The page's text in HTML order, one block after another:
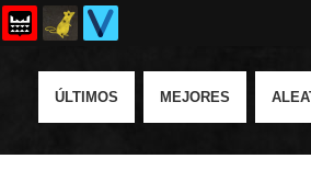
ÚLTIMOS MEJORES